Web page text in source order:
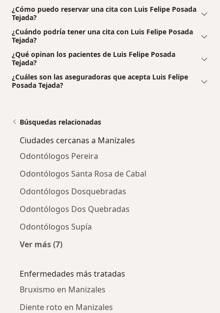
¿Cómo puedo reservar una cita con Luis Felipe Posada
Tejada?
¿Cuándo podría tener una cita con Luis Felipe Posada
Tejada?
¿Qué opinan los pacientes de Luis Felipe Posada
Tejada?
¿Cuáles son las aseguradoras que acepta Luis Felipe
Posada Tejada?
Búsquedas relacionadas
Ciudades cercanas a Manizales
Odontólogos Pereira
Odontólogos Santa Rosa de Cabal
Odontólogos Dosquebradas
Odontólogos Dos Quebradas
Odontólogos Supía
Ver más (7)
Enfermedades más tratadas
Bruxismo en Manizales
Diente roto en Manizales